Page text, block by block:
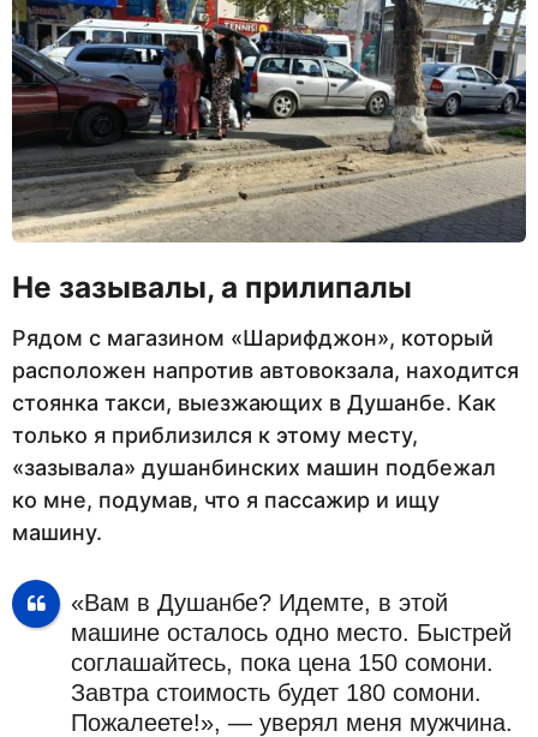
Не зазывалы, а прилипалы
Рядом с магазином «Шарифджон», который
расположен напротив автовокзала, находится
стоянка такси, выезжающих в Душанбе. Как
только я приблизился к этому месту,
«зазывала» душанбинских машин подбежал
ко мне, подумав, что я пассажир и ищу
машину.
«Вам в Душанбе? Идемте, в этой
машине осталось одно место. Быстрей
соглашайтесь, пока цена 150 сомони.
Завтра стоимость будет 180 сомони.
Пожалеете!», — уверял меня мужчина.